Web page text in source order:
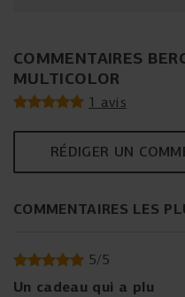
COMMENTAIRES
MULTICOLOR
1 avis
RÉDIGER UN
COMMENTAIRES LES
5/5
Un cadeau qui a plu